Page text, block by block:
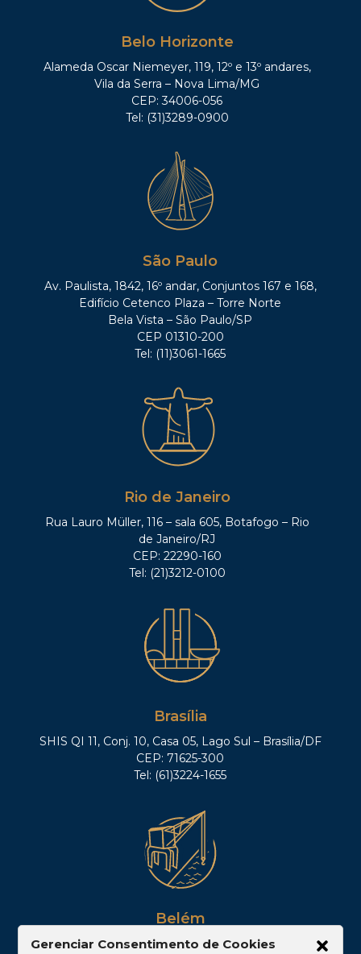
Belo Horizonte
Alameda Oscar Niemeyer, 119, 12º e 13º andares,
Vila da Serra – Nova Lima/MG
CEP: 34006-056
Tel: (31)3289-0900
São Paulo
Av. Paulista, 1842, 16º andar, Conjuntos 167 e 168,
Edifício Cetenco Plaza – Torre Norte
Bela Vista – São Paulo/SP
CEP 01310-200
Tel: (11)3061-1665
Rio de Janeiro
Rua Lauro Müller, 116 – sala 605, Botafogo – Rio
de Janeiro/RJ
CEP: 22290-160
Tel: (21)3212-0100
Brasília
SHIS QI 11, Conj. 10, Casa 05, Lago Sul – Brasília/DF
CEP: 71625-300
Tel: (61)3224-1655
Belém
Av. Visconde de Souza Franco, 05, Sala 2102 –
Gerenciar Consentimento de Cookies